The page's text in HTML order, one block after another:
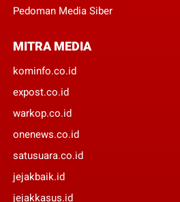
Pedoman Media Siber
MITRA MEDIA
kominfo.co.id
expost.co.id
warkop.co.id
onenews.co.id
satusuara.co.id
jejakbaik.id
jejakkasus.id